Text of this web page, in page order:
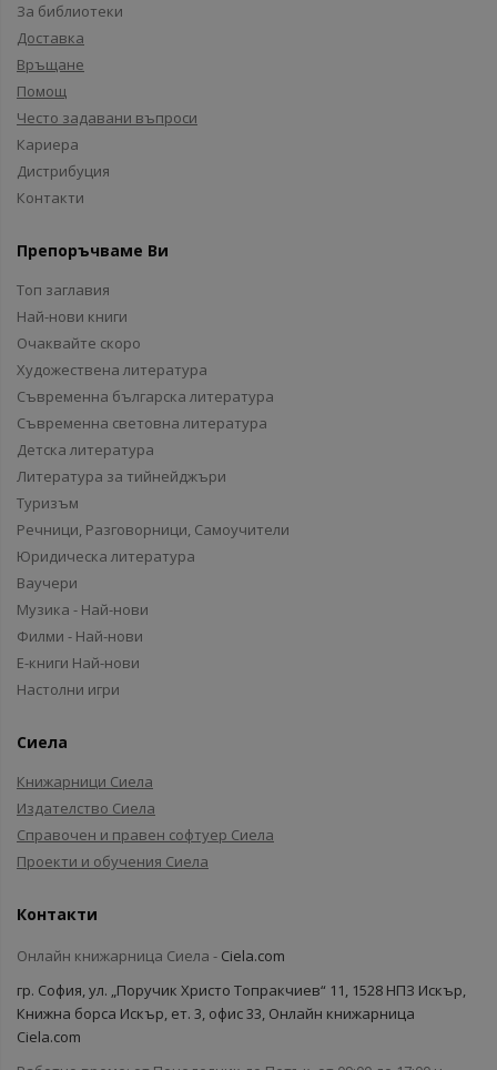
За библиотеки
Доставка
Връщане
Помощ
Често задавани въпроси
Кариера
Дистрибуция
Контакти
Препоръчваме Ви
Топ заглавия
Най-нови книги
Очаквайте скоро
Художествена литература
Съвременна българска литература
Съвременна световна литература
Детска литература
Литература за тийнейджъри
Туризъм
Речници, Разговорници, Самоучители
Юридическа литература
Ваучери
Музика - Най-нови
Филми - Най-нови
Е-книги Най-нови
Настолни игри
Сиела
Книжарници Сиела
Издателство Сиела
Справочен и правен софтуер Сиела
Проекти и обучения Сиела
Контакти
Онлайн книжарница Сиела - Ciela.com
гр. София, ул. „Поручик Христо Топракчиев“ 11, 1528 НПЗ Искър,
Книжна борса Искър, ет. 3, офис 33, Онлайн книжарница
Ciela.com